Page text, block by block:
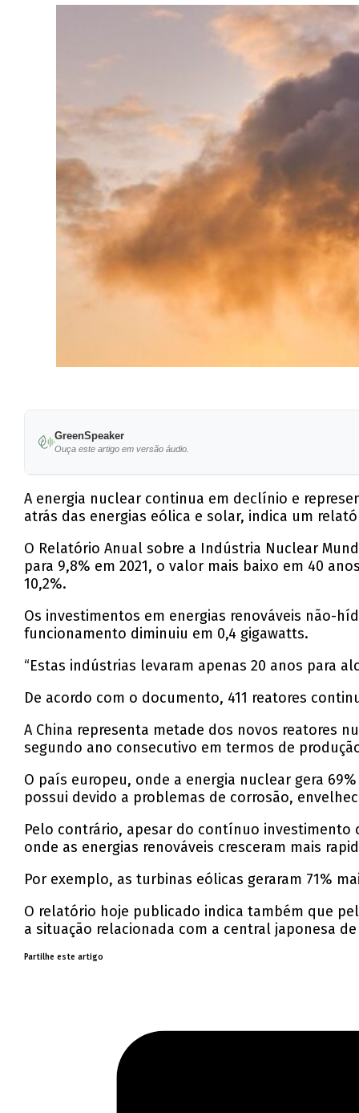
GreenSpeaker
Ouça este artigo em versão áudio.
A energia nuclear continua em declínio e
atrás das energias eólica e solar, indica um
O Relatório Anual sobre a Indústria Nuclear
para 9,8% em 2021, o valor mais baixo em 40
10,2%.
Os investimentos em energias renováveis não-
funcionamento diminuiu em 0,4 gigawatts.
“Estas indústrias levaram apenas 20 anos para
De acordo com o documento, 411 reatores
A China representa metade dos novos reatores
segundo ano consecutivo em termos de
O país europeu, onde a energia nuclear gera
possui devido a problemas de corrosão,
Pelo contrário, apesar do contínuo investimento
onde as energias renováveis cresceram mais
Por exemplo, as turbinas eólicas geraram 71%
O relatório hoje publicado indica também que
a situação relacionada com a central japonesa
Partilhe este artigo